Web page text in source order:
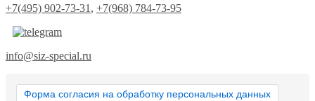
+7(495) 902-73-31 , +7(968) 784-73-95
info@siz-special.ru
Форма согласия на обработку персональных данных